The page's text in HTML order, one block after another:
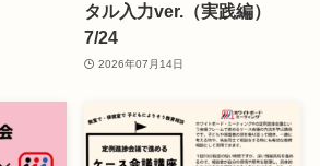
タル入力ver.（実践編）
7/24
2026年07月14日